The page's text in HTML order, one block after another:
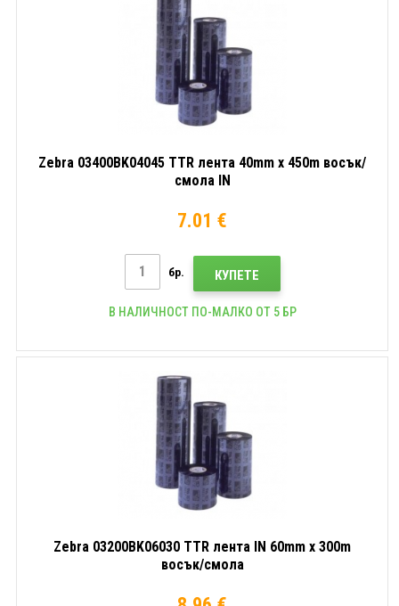
Zebra 03400BK04045 TTR лента 40mm x 450m восък/
смола IN
7.01 €
бр. КУПЕТЕ
В НАЛИЧНОСТ ПО-МАЛКО ОТ 5 БР
Zebra 03200BK06030 TTR лента IN 60mm x 300m
восък/смола